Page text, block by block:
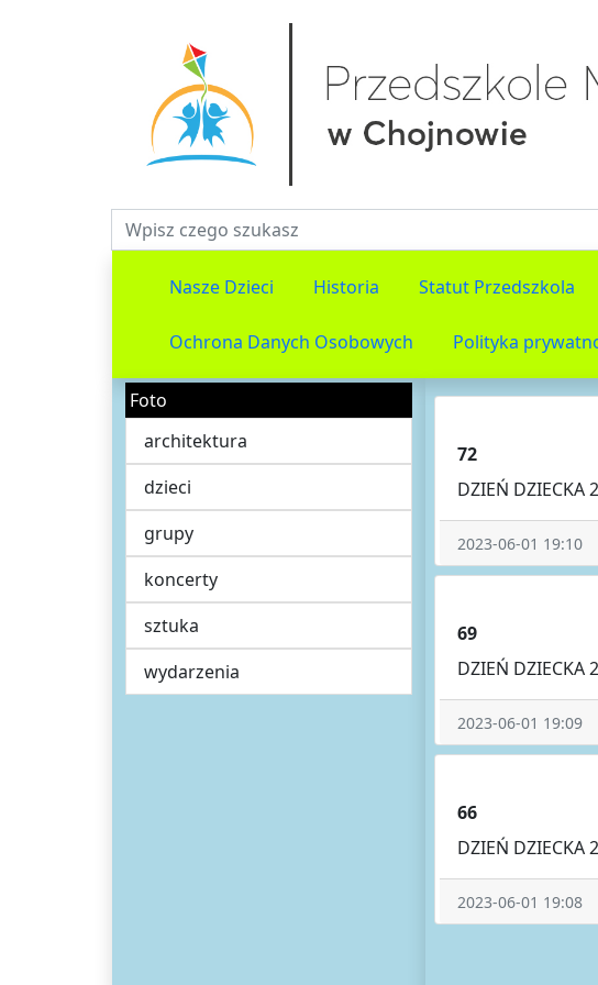
Fraza do wyszukiwania
Nasze Dzieci Historia Statut Przedszkola
Ochrona Danych Osobowych Polityka
Foto
architektura
dzieci
grupy
koncerty
sztuka
wydarzenia
72
DZIEŃ DZIECKA
2023-06-01 19:10
69
DZIEŃ DZIECKA
2023-06-01 19:09
66
DZIEŃ DZIECKA
2023-06-01 19:08